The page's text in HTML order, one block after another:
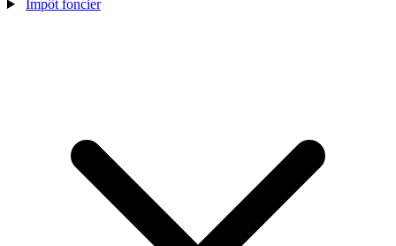
Impôt foncier